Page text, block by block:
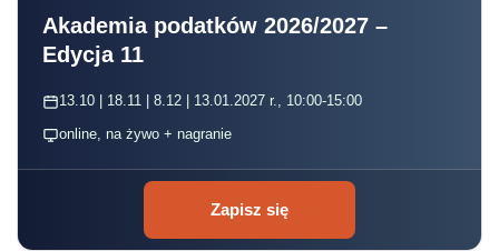
Akademia podatków 2026/2027 –
Edycja 11
13.10 | 18.11 | 8.12 | 13.01.2027 r., 10:00-15:00
online, na żywo + nagranie
Zapisz się